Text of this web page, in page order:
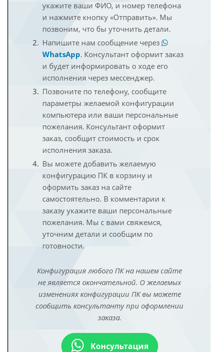
укажите ваши ФИО, и номер телефона
и нажмите кнопку «Отправить». Мы
позвоним, что бы уточнить детали.
Напишите нам сообщение через
WhatsApp. Консультант оформит заказ
и будет информировать о ходе его
исполнения через мессенджер.
Позвоните по телефону, сообщите
параметры желаемой конфигурации
компьютера или ваши персональные
пожелания. Консультант оформит
заказ, сообщит стоимость и срок
исполнения заказа.
Вы можете добавить желаемую
конфигурацию ПК в корзину и
оформить заказ на сайте
самостоятельно. В комментарии к
заказу укажите ваши персональные
пожелания. Мы с вами свяжемся,
уточним детали и сообщим по
готовности.
Конфигурация любого ПК на нашем сайте
не является окончательной. О желаемых
изменениях конфигурации ПК вы можете
сообщить консультанту при оформлении
заказа.
Консультация